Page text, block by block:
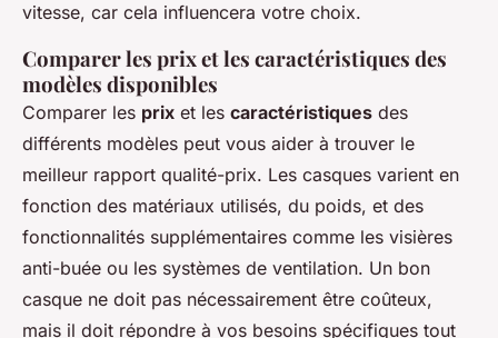
vitesse, car cela influencera votre choix.
Comparer les prix et les caractéristiques des
modèles disponibles
Comparer les prix et les caractéristiques des
différents modèles peut vous aider à trouver le
meilleur rapport qualité-prix. Les casques varient en
fonction des matériaux utilisés, du poids, et des
fonctionnalités supplémentaires comme les visières
anti-buée ou les systèmes de ventilation. Un bon
casque ne doit pas nécessairement être coûteux,
mais il doit répondre à vos besoins spécifiques tout